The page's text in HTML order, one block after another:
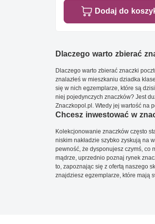
Dodaj do
Dlaczego warto zbierać
Dlaczego warto zbierać znaczki
znalazłeś w mieszkaniu dziadka
się w nich egzemplarze, które są
niej pojedynczych znaczków? Jest
Znaczkopol.pl. Wtedy jej wartość na
Chcesz inwestować w
Kolekcjonowanie znaczków często
niskim nakładzie szybko zyskują na
pewność, że dysponujesz czymś, co
mądrze, uprzednio poznaj rynek
to, zapoznając się z ofertą naszego
znajdziesz egzemplarze, które mają